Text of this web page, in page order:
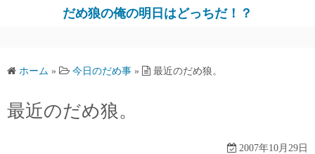
だめ狼の俺の明日はどっちだ！？
ホーム » 今日のだめ事 » 最近のだめ狼。
最近のだめ狼。
2007年10月29日